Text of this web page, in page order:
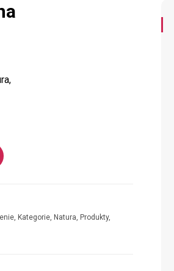
, Kategorie, Natura, Produkty,